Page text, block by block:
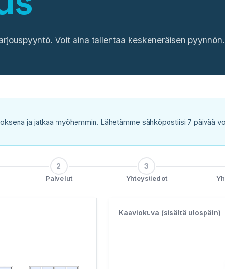
Voit aina tallentaa keskeneräisen pyynnön.
ja jatkaa myöhemmin. Lähetämme sähköpostiisi 7 päivää
2
Palvelut
3
Yhteystiedot
Kaaviokuva (sisältä ulospäin)